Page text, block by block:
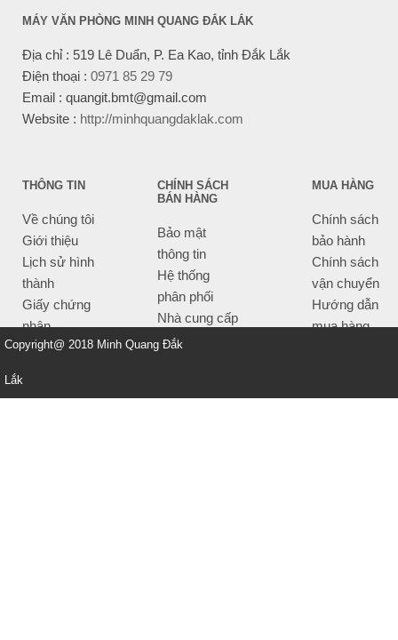
MÁY VĂN PHÒNG MINH QUANG ĐẮK LẮK
Địa chỉ : 519 Lê Duẩn, P. Ea Kao, tỉnh Đắk Lắk
Điện thoại : 0971 85 29 79
Email : quangit.bmt@gmail.com
Website : http://minhquangdaklak.com
THÔNG TIN
Về chúng tôi
Giới thiệu
Lịch sử hình
thành
Giấy chứng
nhận
CHÍNH SÁCH
BÁN HÀNG
Bảo mật
thông tin
Hệ thống
phân phối
Nhà cung cấp
Tiêu chí bán
MUA HÀNG
Chính sách
bảo hành
Chính sách
vận chuyển
Hướng dẫn
mua hàng
Copyright@ 2018 Minh Quang Đắk
Lắk